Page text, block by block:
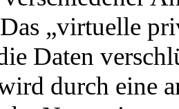
„virtuelle
Daten
durch eine